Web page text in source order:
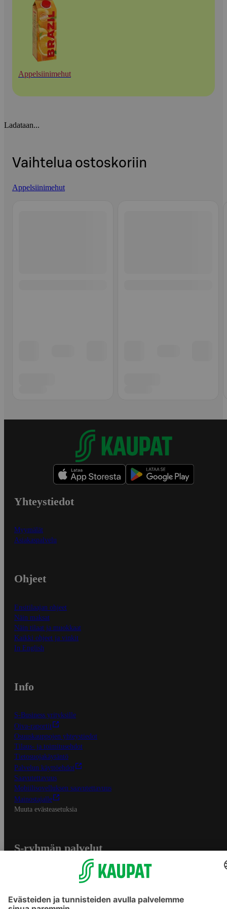
Appelsiinimehut
Ladataan...
Vaihtelua ostoskoriin
Appelsiinimehut
Yhteystiedot
Myymälät
Asiakaspalvelu
Ohjeet
Ensitilaajan ohjeet
Näin maksat
Näin tilaat ja muokkaat
Kaikki ohjeet ja vinkit
In English
Info
S-Business yrityksille
Oiva-raportit
Osuuskauppojen yhteystiedot
Tilaus- ja toimitusehdot
Tietosuojakäytäntö
Palvelun käyttöehdot
Saavutettavuus
Mobiilisovelluksen saavutettavuus
Mainostajalle
Muuta evästeasetuksia
S-ryhmän palvelut
Yhteishyvä Ruoka -sovellus